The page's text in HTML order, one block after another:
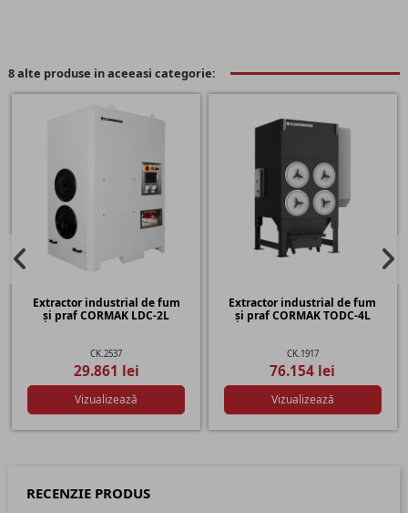
8 alte produse in aceeasi categorie:
Extractor industrial de fum
și praf CORMAK LDC-2L
CK.2537
29.861 lei
Vizualizează
Extractor industrial de fum
și praf CORMAK TODC-4L
CK.1917
76.154 lei
Vizualizează
RECENZIE PRODUS